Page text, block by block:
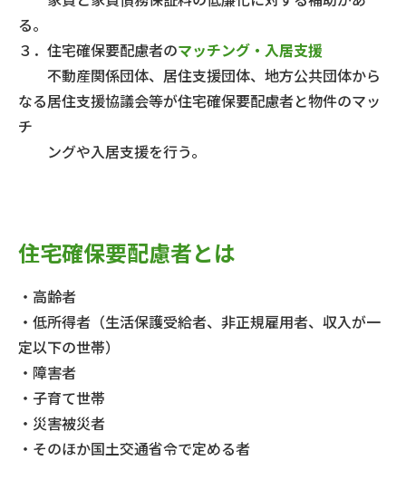
る。
３．住宅確保要配慮者のマッチング・入居支援
不動産関係団体、居住支援団体、地方公共団体から
なる居住支援協議会等が住宅確保要配慮者と物件のマッ
チ
ングや入居支援を行う。
住宅確保要配慮者とは
・高齢者
・低所得者（生活保護受給者、非正規雇用者、収入が一
定以下の世帯）
・障害者
・子育て世帯
・災害被災者
・そのほか国土交通省令で定める者